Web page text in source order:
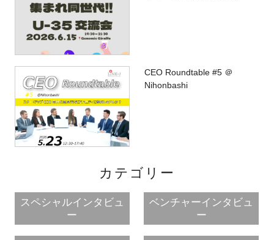
CEO Roundtable #5 ＠
Nihonbashi
カテゴリー
スペシャルインタビュ
ー
ベンチャーインタビュ
ー